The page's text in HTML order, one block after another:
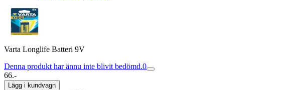
Varta Longlife Batteri 9V
Denna produkt har ännu inte blivit bedömd.0
66.-
Lägg i kundvagn